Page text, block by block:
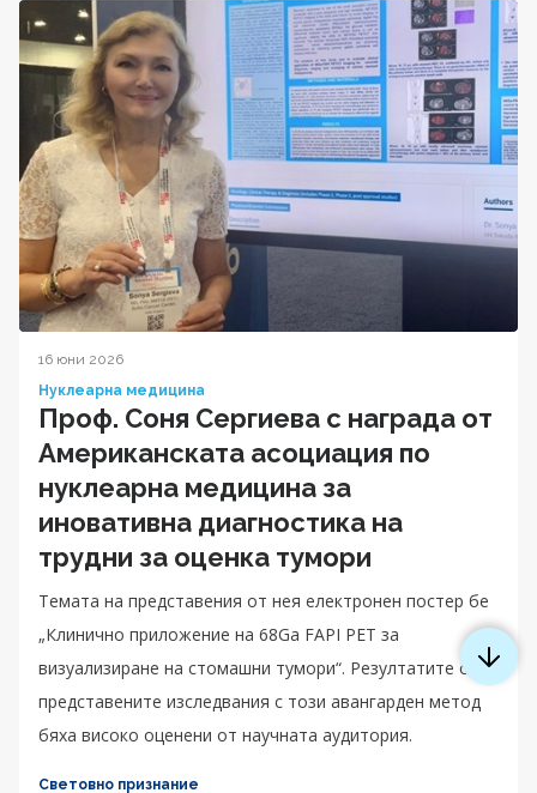
16 юни 2026
Нуклеарна медицина
Проф. Соня Сергиева с награда от
Американската асоциация по
нуклеарна медицина за
иновативна диагностика на
трудни за оценка тумори
Темата на представения от нея електронен постер бе
„Клинично приложение на 68Ga FAPI PET за
визуализиране на стомашни тумори“. Резултатите от
представените изследвания с този авангарден метод
бяха високо оценени от научната аудитория.
Световно признание